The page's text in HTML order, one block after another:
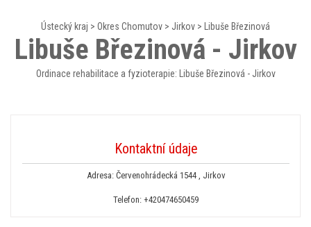
Ústecký kraj > Okres Chomutov > Jirkov > Libuše Březinová
Libuše Březinová - Jirkov
Ordinace rehabilitace a fyzioterapie: Libuše Březinová - Jirkov
Kontaktní údaje
Adresa: Červenohrádecká 1544 , Jirkov
Telefon: +420474650459